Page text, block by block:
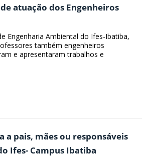
atuação dos Engenheiros
Engenharia Ambiental do Ifes-Ibatiba,
também engenheiros
e apresentaram trabalhos e
a pais, mães ou responsáveis
Ifes- Campus Ibatiba